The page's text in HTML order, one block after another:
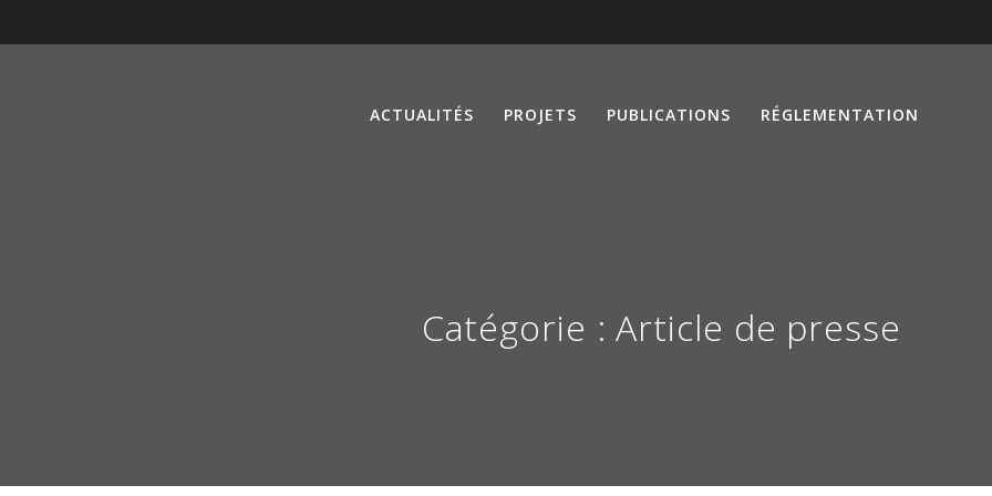
ACTUALITÉS PROJETS PUBLICATIONS RÉGLEMENTATION
Catégorie :Article de presse